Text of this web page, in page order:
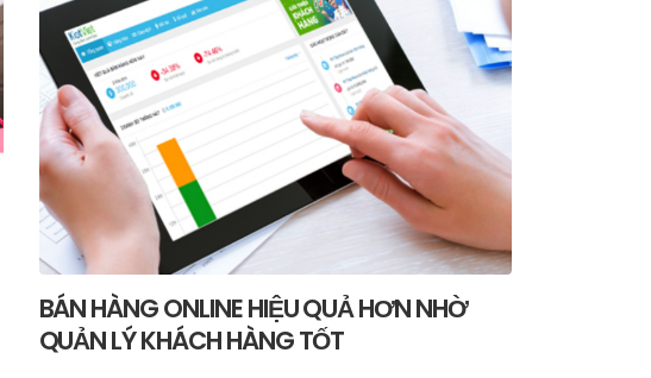
BÁN HÀNG ONLINE HIỆU QUẢ HƠN NHỜ
QUẢN LÝ KHÁCH HÀNG TỐT